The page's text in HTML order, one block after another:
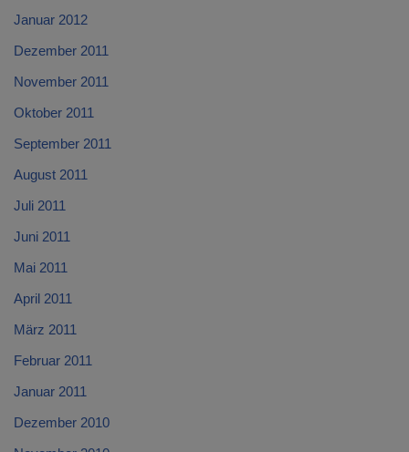
Januar 2012
Dezember 2011
November 2011
Oktober 2011
September 2011
August 2011
Juli 2011
Juni 2011
Mai 2011
April 2011
März 2011
Februar 2011
Januar 2011
Dezember 2010